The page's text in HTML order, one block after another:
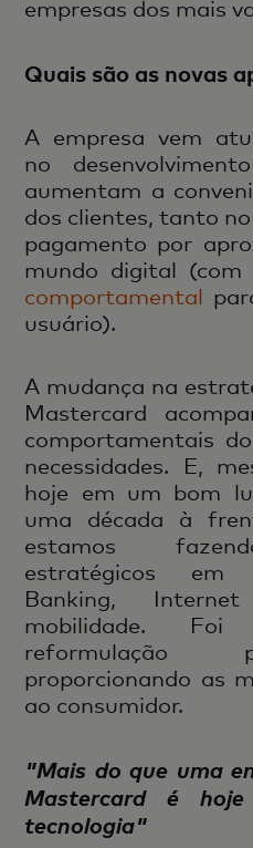
empresas dos mais
Quais são as novas
A empresa vem
no
aumentam a
dos clientes, tanto
pagamento por
mundo digital
comportamental
usuário).
A mudança na
Mastercard
comportamentais
necessidades. E,
hoje em um bom
uma década à
estamos
estratégicos em
Banking,
mobilidade. Foi
reformulação
proporcionando as
ao consumidor.
"Mais do que uma
Mastercard é
tecnologia"